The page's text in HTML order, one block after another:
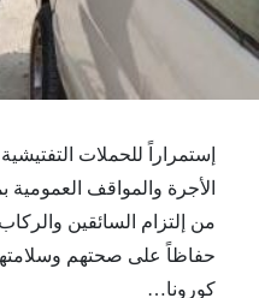
كورونا…